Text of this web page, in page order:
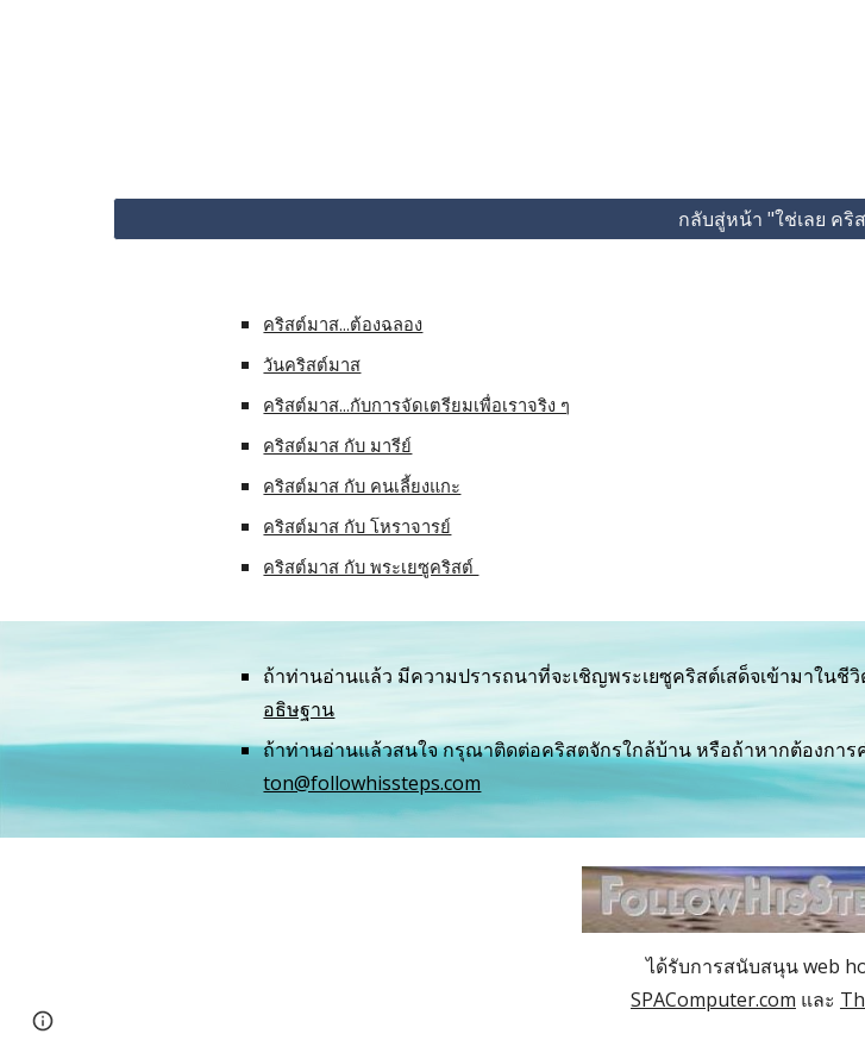
กลับสู่หน้า "ใช่เลย คริ
คริสต์มาส...ต้องฉลอง
วันคริสต์มาส
คริสต์มาส...กับการจัดเตรียมเพื่อเราจริง ๆ
คริสต์มาส กับ มารีย์
คริสต์มาส กับ คนเลี้ยงแกะ
คริสต์มาส กับ โหราจารย์
คริสต์มาส กับ พระเยซูคริสต์
ถ้าท่านอ่านแล้ว มีความปรารถนาที่จะเชิญพระเยซูคริสต์เสด็จเข้ามาใน
อธิษฐาน
ton@followhissteps.com
ได้รับการสนับสนุน web
SPAComputer.com และ